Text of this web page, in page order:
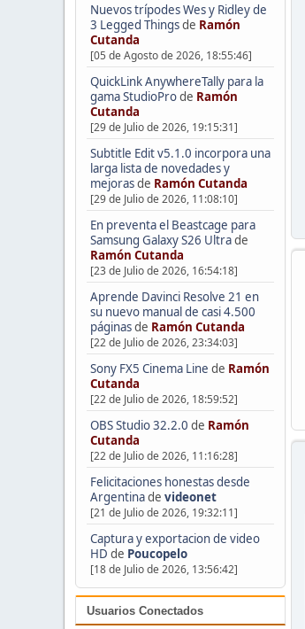
Nuevos trípodes Wes y Ridley de
3 Legged Thingsde Ramón
Cutanda
[05 de Agosto de 2026, 18:55:46]
QuickLink AnywhereTally para la
gama StudioProde Ramón
Cutanda
[29 de Julio de 2026, 19:15:31]
Subtitle Edit v5.1.0 incorpora una
larga lista de novedades y
mejorasde Ramón Cutanda
[29 de Julio de 2026, 11:08:10]
En preventa el Beastcage para
Samsung Galaxy S26 Ultrade
Ramón Cutanda
[23 de Julio de 2026, 16:54:18]
Aprende Davinci Resolve 21 en
su nuevo manual de casi 4.500
páginasde Ramón Cutanda
[22 de Julio de 2026, 23:34:03]
Sony FX5 Cinema Line de Ramón
Cutanda
[22 de Julio de 2026, 18:59:52]
OBS Studio 32.2.0 de Ramón
Cutanda
[22 de Julio de 2026, 11:16:28]
Felicitaciones honestas desde
Argentinade videonet
[21 de Julio de 2026, 19:32:11]
Captura y exportacion de video
HD de Poucopelo
[18 de Julio de 2026, 13:56:42]
Usuarios Conectados